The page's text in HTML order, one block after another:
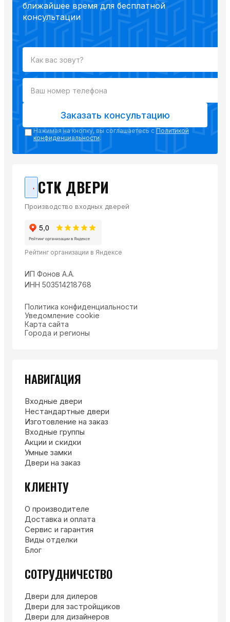
ближайшее время для бесплатной
консультации
Заказать консультацию
Нажимая на кнопку, вы соглашаетесь с Политикой
конфиденциальности.
СТК ДВЕРИ
Производство входных дверей
Рейтинг организации в Яндексе
ИП Фонов А.А.
ИНН 503514218768
Политика конфиденциальности
Уведомление cookie
Карта сайта
Города и регионы
НАВИГАЦИЯ
Входные двери
Нестандартные двери
Изготовление на заказ
Входные группы
Акции и скидки
Умные замки
Двери на заказ
КЛИЕНТУ
О производителе
Доставка и оплата
Сервис и гарантия
Виды отделки
Блог
СОТРУДНИЧЕСТВО
Двери для дилеров
Двери для застройщиков
Двери для дизайнеров